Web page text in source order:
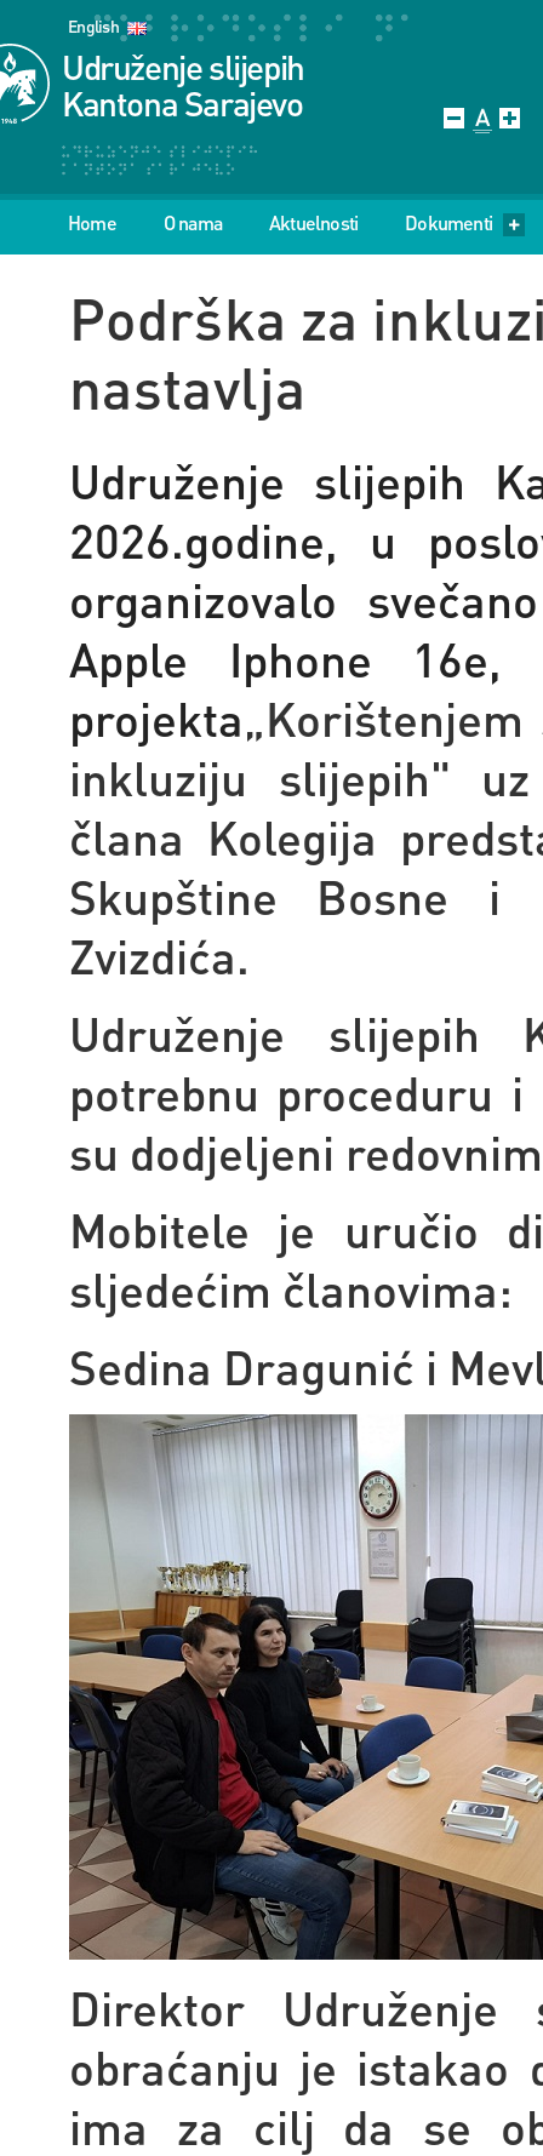
English
Udruženje slijepih
Kantona Sarajevo
Home O nama Aktuelnosti Dokumenti
Podrška za
nastavlja
Udruženje slijepih
2026.godine, u
organizovalo
Apple Iphone
projekta„Korištenjem
inkluziju slijepih"
člana Kolegija
Skupštine Bosne i
Zvizdića.
Udruženje slijepih
potrebnu proceduru
su dodjeljeni
Mobitele je uručio
sljedećim članovima:
Sedina Dragunić i
Direktor
obraćanju je istakao
ima za cilj da se